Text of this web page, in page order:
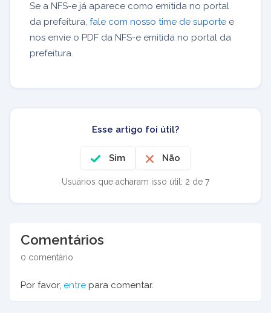
Se a NFS-e já aparece como emitida no portal
da prefeitura, fale com nosso time de suporte e
nos envie o PDF da NFS-e emitida no portal da
prefeitura.
Esse artigo foi útil?
Sim Não
Usuários que acharam isso útil: 2 de 7
Comentários
0 comentário
Por favor, entre para comentar.